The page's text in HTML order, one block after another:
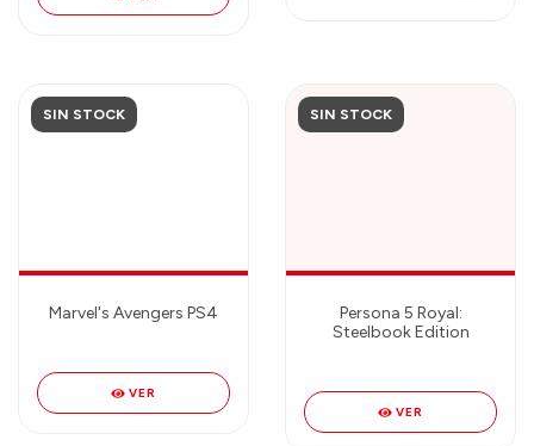
SIN STOCK
Marvel's Avengers PS4
VER
SIN STOCK
Persona 5 Royal:
Steelbook Edition
VER